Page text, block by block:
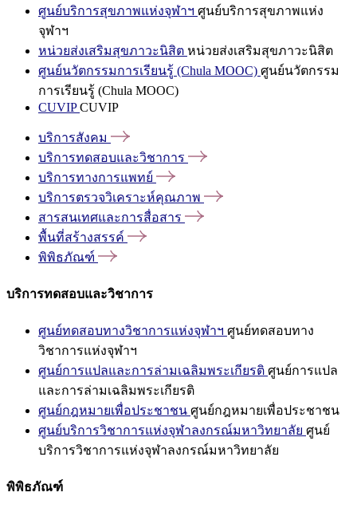
ศูนย์บริการสุขภาพแห่งจุฬาฯ ศูนย์บริการสุขภาพแห่ง
จุฬาฯ
หน่วยส่งเสริมสุขภาวะนิสิต หน่วยส่งเสริมสุขภาวะนิสิต
ศูนย์นวัตกรรมการเรียนรู้ (Chula MOOC) ศูนย์นวัตกรรม
การเรียนรู้ (Chula MOOC)
CUVIPCUVIP
บริการสังคม
บริการทดสอบและวิชาการ
บริการทางการแพทย์
บริการตรวจวิเคราะห์คุณภาพ
สารสนเทศและการสื่อสาร
พื้นที่สร้างสรรค์
พิพิธภัณฑ์
บริการทดสอบและวิชาการ
ศูนย์ทดสอบทางวิชาการแห่งจุฬาฯ ศูนย์ทดสอบทาง
วิชาการแห่งจุฬาฯ
ศูนย์การแปลและการล่ามเฉลิมพระเกียรติ ศูนย์การแปล
และการล่ามเฉลิมพระเกียรติ
ศูนย์กฎหมายเพื่อประชาชน ศูนย์กฎหมายเพื่อประชาชน
ศูนย์บริการวิชาการแห่งจุฬาลงกรณ์มหาวิทยาลัย ศูนย์
บริการวิชาการแห่งจุฬาลงกรณ์มหาวิทยาลัย
พิพิธภัณฑ์